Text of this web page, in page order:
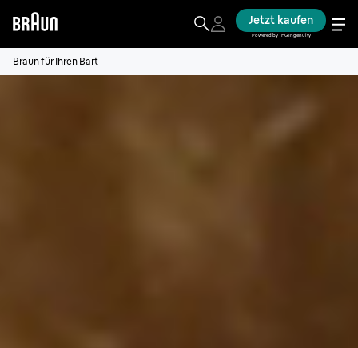
Jetzt kaufen
Powered by THG Ingenuity
Braun für Ihren Bart